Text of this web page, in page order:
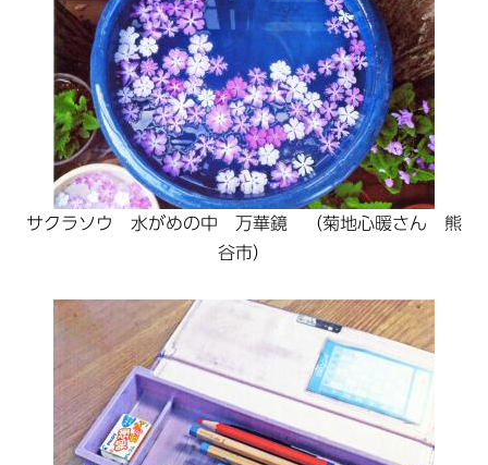
サクラソウ 水がめの中 万華鏡 （菊地心暖さん 熊
谷市）